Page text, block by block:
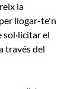
la
llogar-te'n
el
través del